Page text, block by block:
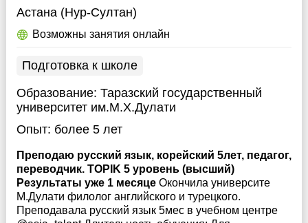
Астана (Нур-Султан)
Возможны занятия онлайн
Подготовка к школе
Образование: Таразский государственный
университет им.М.Х.Дулати
Опыт: более 5 лет
Преподаю русский язык, корейский 5лет, педагог,
переводчик. TOPIK 5 уровень (высший)
Результаты уже 1 месяце Окончила университе
М.Дулати филолог английского и турецкого.
Преподавала русский язык 5мес в учебном центре